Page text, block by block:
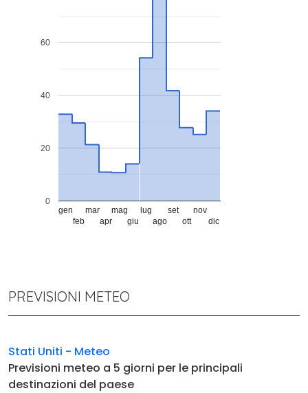
gen
feb
mar
apr
mag
giu
lug
ago
set
ott
nov
dic
0
20
40
60
PREVISIONI METEO
Stati Uniti - Meteo
Previsioni meteo a 5 giorni per le principali
destinazioni del paese